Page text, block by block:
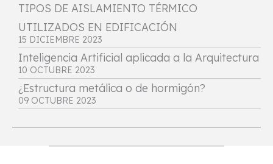
TIPOS DE AISLAMIENTO TÉRMICO
UTILIZADOS EN EDIFICACIÓN
15 DICIEMBRE 2023
Inteligencia Artificial aplicada a la Arquitectura
10 OCTUBRE 2023
¿Estructura metálica o de hormigón?
09 OCTUBRE 2023